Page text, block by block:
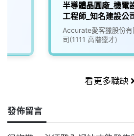
半導體晶圓廠_機電
工程師_知名建設公
(3010260)
Accurate愛客獵股份有
司(1111 高階獵才)
看更多職缺
發佈留言